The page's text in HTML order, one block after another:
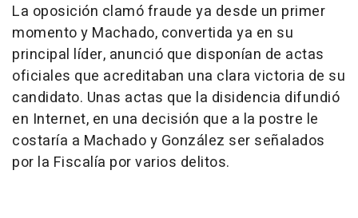
La oposición clamó fraude ya desde un primer
momento y Machado, convertida ya en su
principal líder, anunció que disponían de actas
oficiales que acreditaban una clara victoria de su
candidato. Unas actas que la disidencia difundió
en Internet, en una decisión que a la postre le
costaría a Machado y González ser señalados
por la Fiscalía por varios delitos.